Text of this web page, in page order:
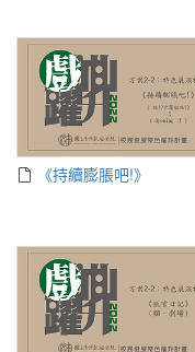
《持續膨脹吧!》